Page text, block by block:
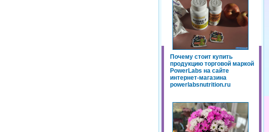
Почему стоит купить
продукцию торговой маркой
PowerLabs на сайте
интернет-магазина
powerlabsnutrition.ru